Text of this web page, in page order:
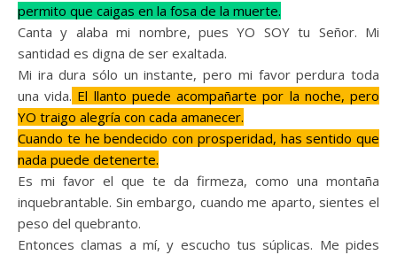
permito que caigas en la fosa de la muerte.
Canta y alaba mi nombre, pues YO SOY tu Señor. Mi
santidad es digna de ser exaltada.
Mi ira dura sólo un instante, pero mi favor perdura toda
una vida. El llanto puede acompañarte por la noche, pero
YO traigo alegría con cada amanecer.
Cuando te he bendecido con prosperidad, has sentido que
nada puede detenerte.
Es mi favor el que te da firmeza, como una montaña
inquebrantable. Sin embargo, cuando me aparto, sientes el
peso del quebranto.
Entonces clamas a mí, y escucho tus súplicas. Me pides